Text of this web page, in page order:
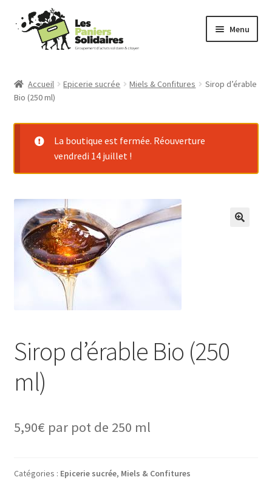
Aller
Aller
contenu
Menu
Producteurs
Actu
Contact
Connexion
Accueil Epicerie sucrée Miels & Confitures
Sirop d’érable
Bio (250 ml)
La boutique est fermée. Réouverture
vendredi 14 juillet !
Sirop d’érable Bio (250
ml)
5,90€ par pot de 250 ml
Catégories : Epicerie sucrée, Miels & Confitures